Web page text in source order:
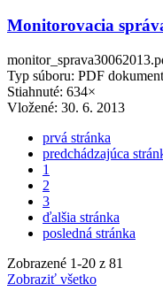
Monitorovacia
Typ súboru: PDF
Stiahnuté: 634×
Vložené: 30. 6. 2013
prvá stránka
predchádzajúca
1
2
3
ďalšia stránka
posledná stránka
Zobrazené 1-20 z 81
Zobraziť všetko